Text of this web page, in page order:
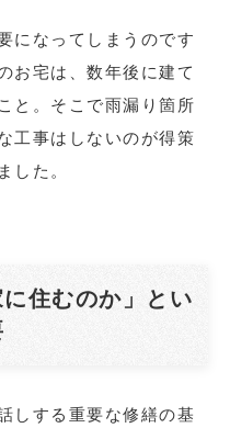
になってしまうのです
お宅は、数年後に建て
と。そこで雨漏り箇所
工事はしないのが得策
した。
に住むのか」とい
しする重要な修繕の基